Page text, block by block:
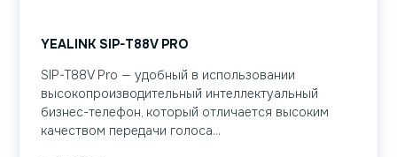
YEALINK SIP-T88V PRO
SIP-T88V Pro — удобный в использовании
высокопроизводительный интеллектуальный
бизнес-телефон, который отличается высоким
качеством передачи голоса...